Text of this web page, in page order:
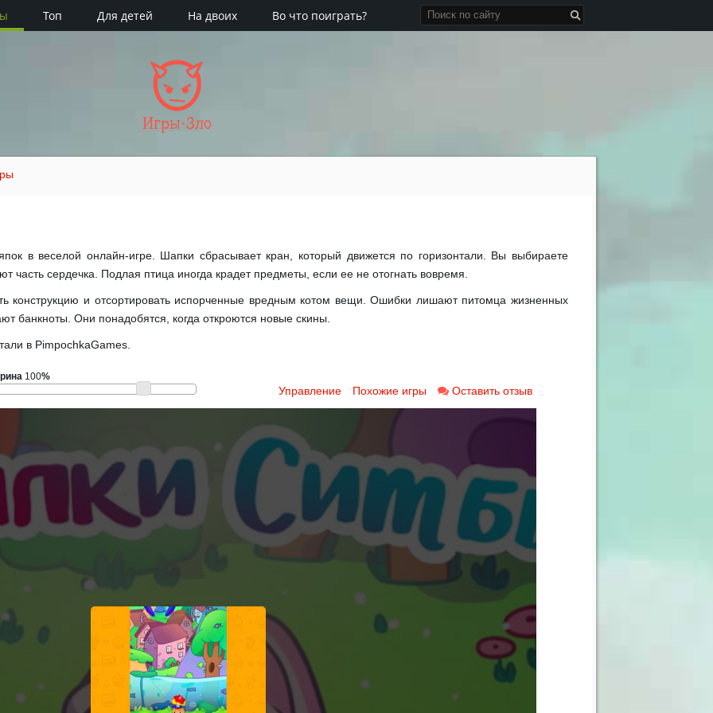
Топ Для детей На двоих Во что поиграть?
Игры·Зло
в веселой онлайн-игре. Шапки сбрасывает кран, который движется по горизонтали. Вы выбираете
часть сердечка. Подлая птица иногда крадет предметы, если ее не отогнать вовремя.
конструкцию и отсортировать испорченные вредным котом вещи. Ошибки лишают питомца жизненных
банкноты. Они понадобятся, когда откроются новые скины.
в PimpochkaGames.
100%
Управление Похожие игры Оставить отзыв